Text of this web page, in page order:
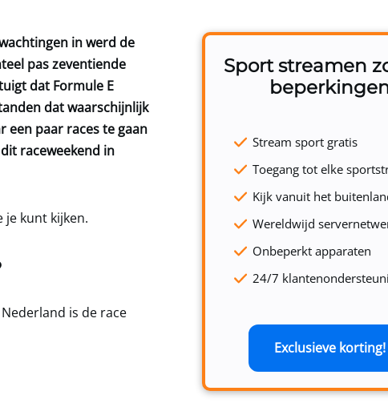
in werd de
pas zeventiende
dat Formule E
dat waarschijnlijk
een paar races te gaan
raceweekend in
je kunt kijken.
is de race
Sport streamen
Stream sport gratis
Toegang tot elke
Kijk vanuit het
Wereldwijd
Onbeperkt apparaten
24/7
Exclusieve korting!